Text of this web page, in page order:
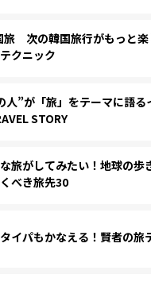
次の韓国旅行がもっと楽
クニック
人”が「旅」をテーマに語る
STORY
旅がしてみたい！地球の歩
べき旅先30
イパもかなえる！賢者の旅